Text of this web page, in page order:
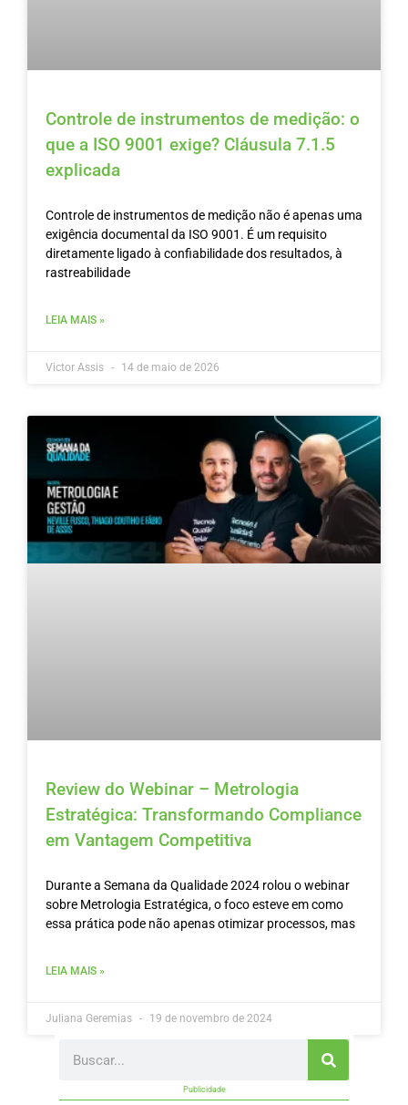
Controle de instrumentos de medição: o
que a ISO 9001 exige? Cláusula 7.1.5
explicada
Controle de instrumentos de medição não é apenas uma
exigência documental da ISO 9001. É um requisito
diretamente ligado à confiabilidade dos resultados, à
rastreabilidade
LEIA MAIS »
Victor Assis 14 de maio de 2026
Review do Webinar – Metrologia
Estratégica: Transformando Compliance
em Vantagem Competitiva
Durante a Semana da Qualidade 2024 rolou o webinar
sobre Metrologia Estratégica, o foco esteve em como
essa prática pode não apenas otimizar processos, mas
LEIA MAIS »
Juliana Geremias 19 de novembro de 2024
Search
Publicidade